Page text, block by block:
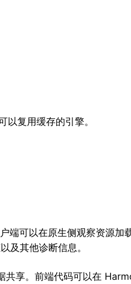
复用缓存的引擎。
端可以在原生侧观察资源加
及其他诊断信息。
享。前端代码可以在